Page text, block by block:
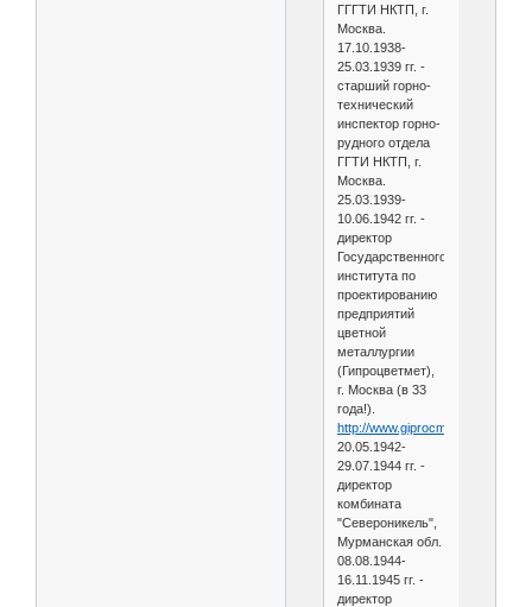
ГГГТИ НКТП, г.
Москва.
17.10.1938-
25.03.1939 гг. -
старший горно-
технический
инспектор горно-
рудного отдела
ГГТИ НКТП, г.
Москва.
25.03.1939-
10.06.1942 гг. -
директор
Государственного
института по
проектированию
предприятий
цветной
металлургии
(Гипроцветмет),
г. Москва (в 33
года!).
http://www.giprocm.ru/2.php
20.05.1942-
29.07.1944 гг. -
директор
комбината
"Североникель",
Мурманская обл.
08.08.1944-
16.11.1945 гг. -
директор